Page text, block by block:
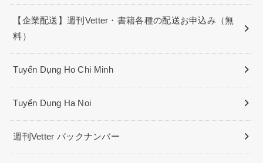
【企業配送】週刊Vetter・書籍各種の配送お申込み（無
料）
Tuyển Dụng Ho Chi Minh
Tuyển Dụng Ha Noi
週刊Vetter バックナンバー